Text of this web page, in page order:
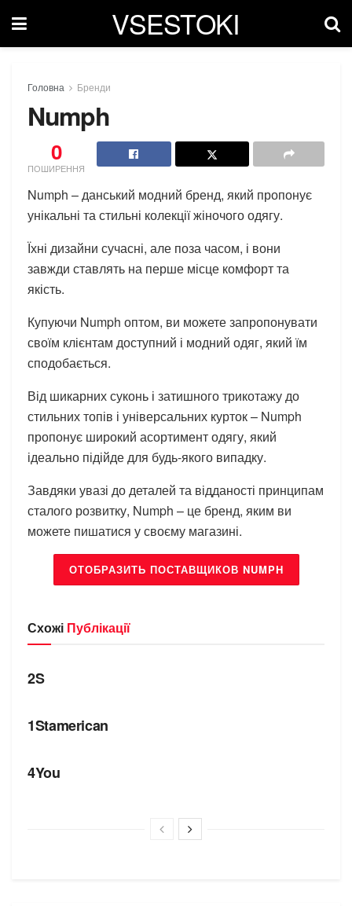
VSESTOKI
Головна Бренди
Numph
0
ПОШИРЕННЯ
Numph – данський модний бренд, який пропонує
унікальні та стильні колекції жіночого одягу.
Їхні дизайни сучасні, але поза часом, і вони
завжди ставлять на перше місце комфорт та
якість.
Купуючи Numph оптом, ви можете запропонувати
своїм клієнтам доступний і модний одяг, який їм
сподобається.
Від шикарних суконь і затишного трикотажу до
стильних топів і універсальних курток – Numph
пропонує широкий асортимент одягу, який
ідеально підійде для будь-якого випадку.
Завдяки увазі до деталей та відданості принципам
сталого розвитку, Numph – це бренд, яким ви
можете пишатися у своєму магазині.
ОТОБРАЗИТЬ ПОСТАВЩИКОВ NUMPH
Схожі Публікації
БРЕНДИ
2S
1Stamerican
4You